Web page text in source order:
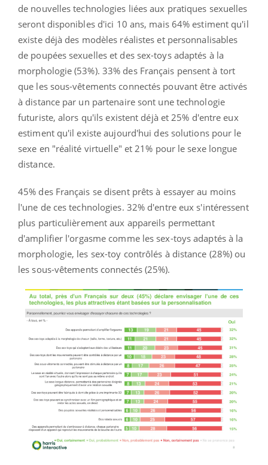
de nouvelles technologies liées aux pratiques sexuelles
seront disponibles d'ici 10 ans, mais 64% estiment qu'il
existe déjà des modèles réalistes et personnalisables
de poupées sexuelles et des sex-toys adaptés à la
morphologie (53%). 33% des Français pensent à tort
que les sous-vêtements connectés pouvant être activés
à distance par un partenaire sont une technologie
futuriste, alors qu'ils existent déjà et 25% d'entre eux
estiment qu'il existe aujourd'hui des solutions pour le
sexe en "réalité virtuelle" et 21% pour le sexe longue
distance.
45% des Français se disent prêts à essayer au moins
l'une de ces technologies. 32% d'entre eux s'intéressent
plus particulièrement aux appareils permettant
d'amplifier l'orgasme comme les sex-toys adaptés à la
morphologie, les sex-toy contrôlés à distance (28%) ou
les sous-vêtements connectés (25%).